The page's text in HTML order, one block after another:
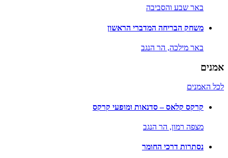
באר שבע והסביבה
משחק הבריחה המדברי הראשון
באר מילכה, הר הנגב
אמנים
לכל האמנים
קרקס קלאס – סדנאות ומופעי קרקס
מצפה רמון, הר הנגב
נסתרות דרכי החומר